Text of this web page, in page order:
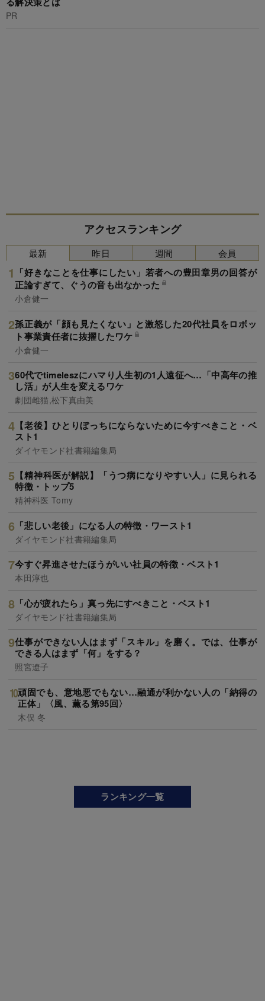
PR
アクセスランキング
最新
「好きなことを仕事にしたい」若者への豊田章男の回答が
正論すぎて、ぐうの音も出なかった
小倉健一
孫正義が「顔も見たくない」と激怒した20代社員をロボッ
ト事業責任者に抜擢したワケ
小倉健一
60代でtimeleszにハマり人生初の1人遠征へ…「中高年の推
し活」が人生を変えるワケ
劇団雌猫,松下真由美
【老後】ひとりぼっちにならないために今すべきこと・ベ
スト1
ダイヤモンド社書籍編集局
【精神科医が解説】「うつ病になりやすい人」に見られる
特徴・トップ5
精神科医 Tomy
「悲しい老後」になる人の特徴・ワースト1
ダイヤモンド社書籍編集局
今すぐ昇進させたほうがいい社員の特徴・ベスト1
本田淳也
「心が疲れたら」真っ先にすべきこと・ベスト1
ダイヤモンド社書籍編集局
仕事ができない人はまず「スキル」を磨く。では、仕事が
できる人はまず「何」をする？
照宮遼子
頑固でも、意地悪でもない…融通が利かない人の「納得の
正体」〈風、薫る第95回〉
木俣 冬
昨日 週間 会員
ランキング一覧